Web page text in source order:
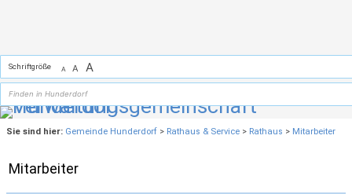
Schriftgröße A A A
Sie sind hier: Gemeinde Hunderdorf > Rathaus & Service > Rathaus > Mitarbeiter
Mitarbeiter